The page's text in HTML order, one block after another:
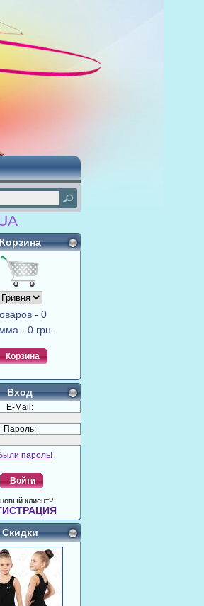
- 0
- 0 грн.
Корзина
Вход
E-Mail:
Пароль:
пароль!
Войти
клиент?
Скидки